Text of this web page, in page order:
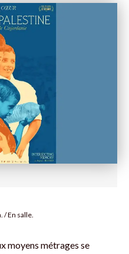
/ En salle.
moyens métrages se